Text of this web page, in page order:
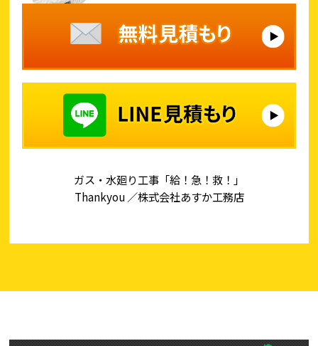
ガス・水廻り工事「給！急！救！」
Thankyou ／株式会社あすか工務店